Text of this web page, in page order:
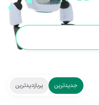
جدیدترین پربازدیدترین